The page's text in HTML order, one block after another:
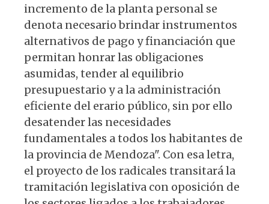
incremento de la planta personal se
denota necesario brindar instrumentos
alternativos de pago y financiación que
permitan honrar las obligaciones
asumidas, tender al equilibrio
presupuestario y a la administración
eficiente del erario público, sin por ello
desatender las necesidades
fundamentales a todos los habitantes de
la provincia de Mendoza". Con esa letra,
el proyecto de los radicales transitará la
tramitación legislativa con oposición de